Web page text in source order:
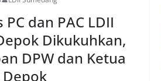
dan PAC LDII
Dikukuhkan,
DPW dan Ketua
Depok